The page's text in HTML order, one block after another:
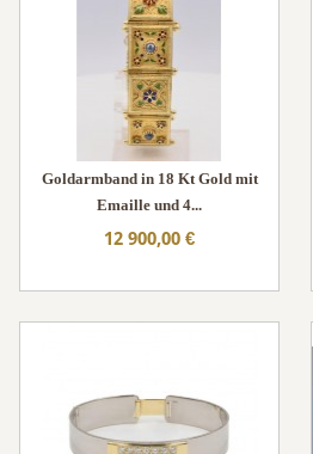
Goldarmband in 18 Kt Gold mit
Emaille und 4...
12 900,00 €